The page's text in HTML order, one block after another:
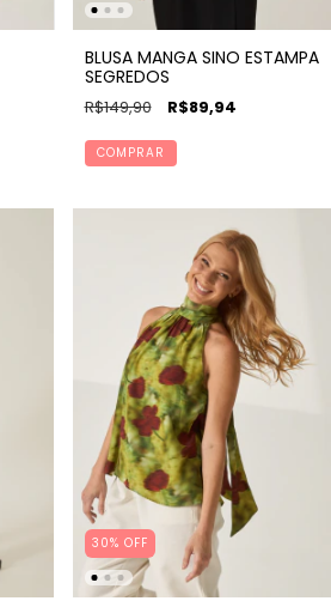
BLUSA MANGA SINO ESTAMPA
SEGREDOS
R$149,90 R$89,94
COMPRAR
30% OFF